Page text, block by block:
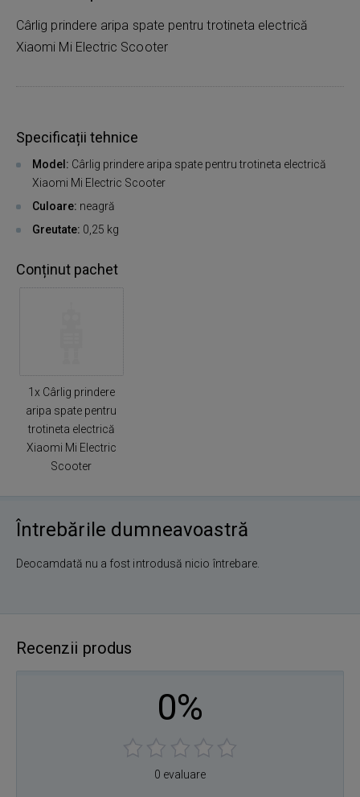
Cârlig prindere aripa spate pentru trotineta electrică
Xiaomi Mi Electric Scooter
Specificații tehnice
Model: Cârlig prindere aripa spate pentru trotineta electrică
Xiaomi Mi Electric Scooter
Culoare: neagră
Greutate: 0,25 kg
Conținut pachet
1x Cârlig prindere
aripa spate pentru
trotineta electrică
Xiaomi Mi Electric
Scooter
Întrebările dumneavoastră
Deocamdată nu a fost introdusă nicio întrebare.
Recenzii produs
0%
0 evaluare